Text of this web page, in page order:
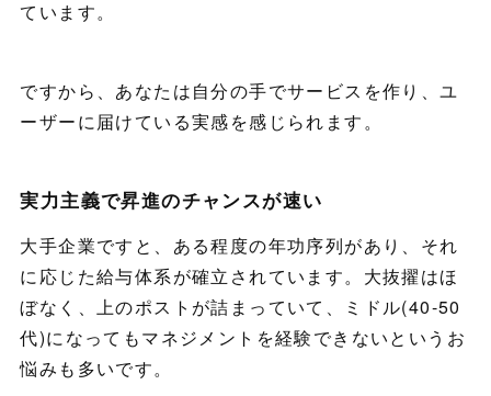
ています。
ですから、あなたは自分の手でサービスを作り、ユ
ーザーに届けている実感を感じられます。
実力主義で昇進のチャンスが速い
大手企業ですと、ある程度の年功序列があり、それ
に応じた給与体系が確立されています。大抜擢はほ
ぼなく、上のポストが詰まっていて、ミドル(40-50
代)になってもマネジメントを経験できないというお
悩みも多いです。